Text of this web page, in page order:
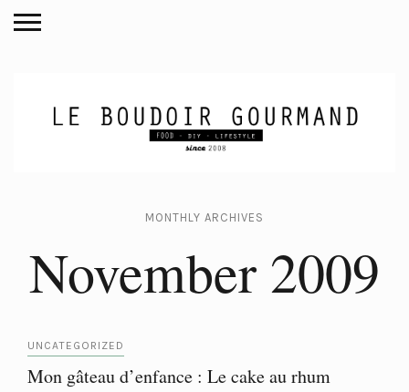
MONTHLY ARCHIVES
November 2009
UNCATEGORIZED
Mon gâteau d’enfance : Le cake au rhum